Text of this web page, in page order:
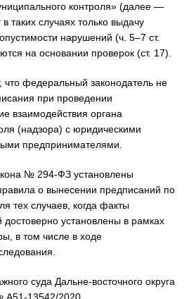
контроля» (далее —
таких случаях только выдачу
нарушений (ч. 5–7 ст.
на основании проверок (ст. 17).
что федеральный законодатель не
при проведении
взаимодействия органа
(надзора) с юридическими
предпринимателями.
№ 294-ФЗ установлены
о вынесении предписаний по
тех случаев, когда факты
установлены в рамках
в том числе в ходе
суда Дальне-восточного округа